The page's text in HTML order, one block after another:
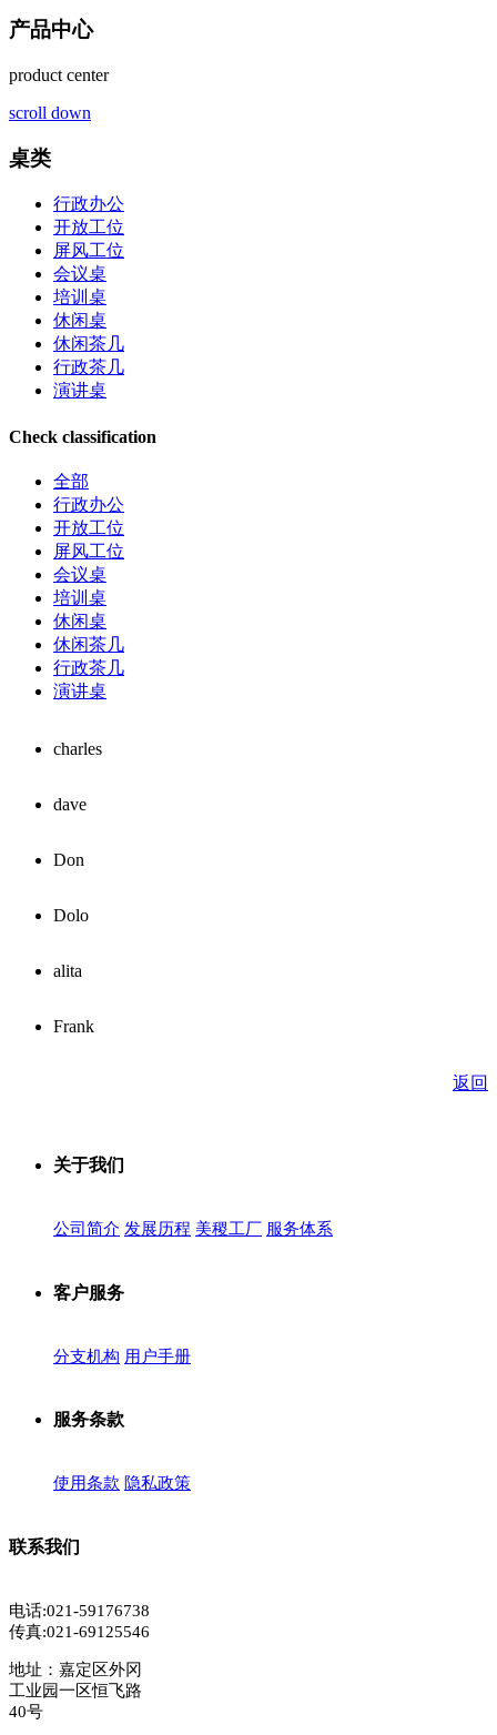
产品中心
product center
scroll down
桌类
行政办公
开放工位
屏风工位
会议桌
培训桌
休闲桌
休闲茶几
行政茶几
演讲桌
Check classification
全部
行政办公
开放工位
屏风工位
会议桌
培训桌
休闲桌
休闲茶几
行政茶几
演讲桌
charles
dave
Don
Dolo
alita
Frank
返回
关于我们
公司简介 发展历程 美稷工厂 服务体系
客户服务
分支机构 用户手册
服务条款
使用条款 隐私政策
联系我们
电话:021-59176738
传真:021-69125546
地址：嘉定区外冈
工业园一区恒飞路
40号